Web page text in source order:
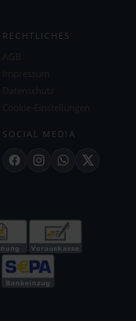
RECHTLICHES
SOCIAL MEDIA
FacebookInstagramWhatsApp
X